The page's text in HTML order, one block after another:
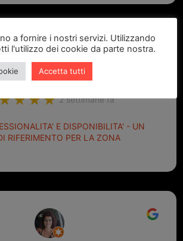
Marcello Dastoli
2 settimane fa
E DISPONIBILITA' - UN
RIFERIMENTO PER LA ZONA
a fornire i nostri servizi. Utilizzando
l'utilizzo dei cookie da parte nostra.
Accetta tutti